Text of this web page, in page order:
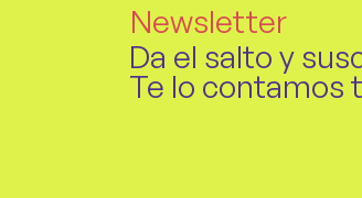
Newsletter
Da el salto y
Te lo contamos